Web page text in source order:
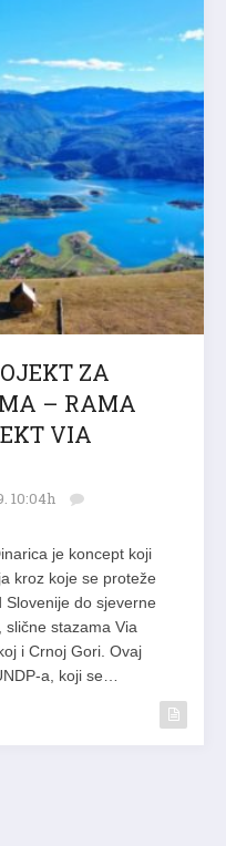
ZA
– RAMA
VIA
10:04h
je koncept koji
kroz koje se proteže
Slovenije do sjeverne
slične stazama Via
i Crnoj Gori. Ovaj
a, koji se…